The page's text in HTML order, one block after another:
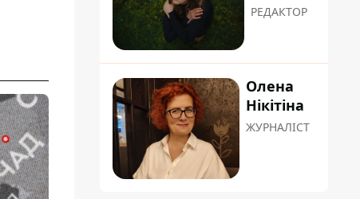
РЕДАКТОР
Олена
Нікітіна
ЖУРНАЛІСТ